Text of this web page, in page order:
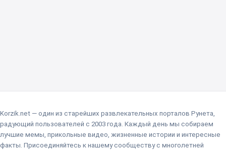
Korzik.net — один из старейших развлекательных порталов Рунета,
радующий пользователей с 2003 года. Каждый день мы собираем
лучшие мемы, прикольные видео, жизненные истории и интересные
факты. Присоединяйтесь к нашему сообществу с многолетней